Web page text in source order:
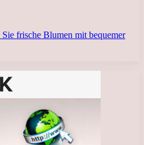
frische Blumen mit bequemer